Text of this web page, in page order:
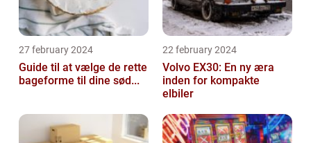
27 february 2024
Guide til at vælge de rette
bageforme til dine sød...
22 february 2024
Volvo EX30: En ny æra
inden for kompakte
elbiler